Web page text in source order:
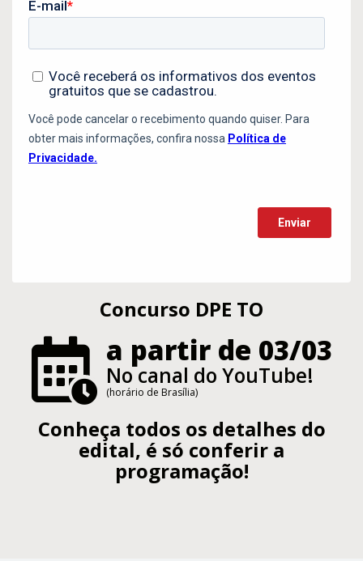
Concurso DPE TO
a partir de 03/03
No canal do YouTube!
(horário de Brasília)
Conheça todos os detalhes do
edital, é só conferir a
programação!